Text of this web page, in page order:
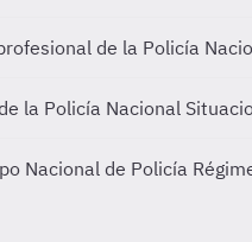
de la Policía
la Policía Nacional
Nacional de Policía